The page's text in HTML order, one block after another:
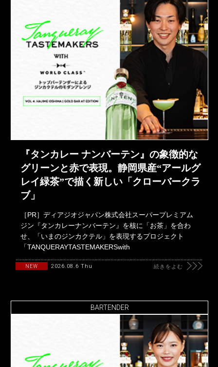
『タンカレー ナンバーテン』の象徴的な
グリーンと赤で表現。静岡県産“アールグ
レイ緑茶”で描く新しい「クローバークラ
ブ」
［PR］ディアジオジャパン株式会社スーパープレミアム
ジン『タンカレーナンバーテン』を核に「お茶」を合わ
せ、「いまのジンカクテル」を表現するプロジェクト
「TANQUERAYTASTEMAKERSwith
NEW 2026.08.6 Thu 続きをよむ
BARTENDER